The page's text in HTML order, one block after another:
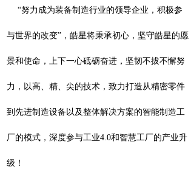
“努力成为装备制造行业的领导企业，积极参
与世界的改变”，皓星将秉承初心，坚守皓星的愿
景和使命，上下一心砥砺奋进，坚韧不拔不懈努
力，以高、精、尖的技术，致力打造从精密零件
到先进制造设备以及整体解决方案的智能制造工
厂的模式，深度参与工业4.0和智慧工厂的产业升
级！